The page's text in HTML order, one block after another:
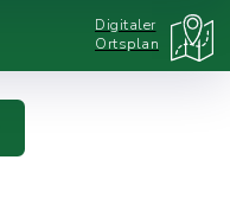
Digitaler
Ortsplan